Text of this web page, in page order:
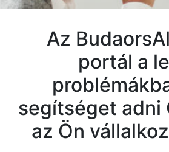
Az
portál a
segítséget adni
az Ön